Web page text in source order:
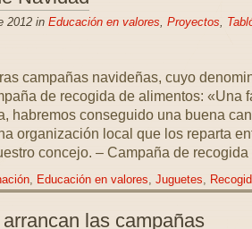
2012 in Educación en valores, Proyectos,
campañas navideñas, cuyo
de recogida de alimentos: «Una
habremos conseguido una buena
organización local que los reparta
concejo. – Campaña de
, Educación en valores, Juguetes,
las campañas